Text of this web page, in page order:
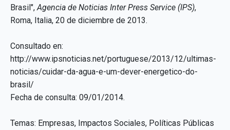
Brasil",Agencia de Noticias Inter Press Service (IPS),
Roma, Italia, 20 de diciembre de 2013.
Consultado en:
http://www.ipsnoticias.net/portuguese/2013/12/ultimas-
noticias/cuidar-da-agua-e-um-dever-energetico-do-
brasil/
Fecha de consulta: 09/01/2014.
Temas: Empresas, Impactos Sociales, Políticas Públicas